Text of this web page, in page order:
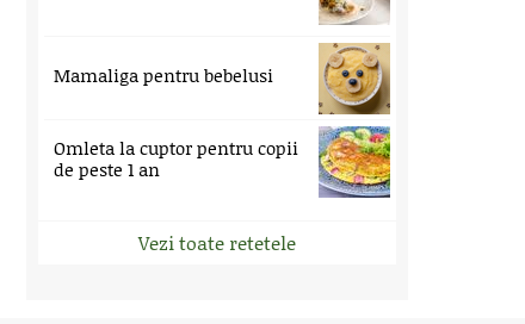
Mamaliga pentru bebelusi
Omleta la cuptor pentru copii
de peste 1 an
Vezi toate retetele